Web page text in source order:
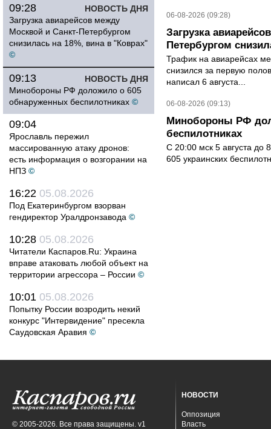
НОВОСТЬ ДНЯ
09:28
Загрузка авиарейсов между
Москвой и Санкт-Петербургом
снизилась на 18%, вина в "Коврах"
©
НОВОСТЬ ДНЯ
09:13
Минобороны РФ доложило о 605
обнаруженных беспилотниках ©
09:04
Ярославль пережил
массированную атаку дронов:
есть информация о возгорании на
НПЗ ©
16:22 05.08.2026
Под Екатеринбургом взорван
гендиректор Уралдронзавода ©
10:28 05.08.2026
Читатели Каспаров.Ru: Украина
вправе атаковать любой объект на
территории агрессора – России ©
10:01 05.08.2026
Попытку России возродить некий
конкурс "Интервидение" пресекла
Саудовская Аравия ©
06-08-2026 (09:28)
Загрузка
Петербургом
Трафик на авиарейсах
снизился за первую
написал 6 августа...
06-08-2026 (09:13)
Минобороны РФ
беспилотниках
С 20:00 мск 5 августа до
605 украинских
© 2005-2026. Все права защищены. v1
НОВОСТИ
Оппозиция
Власть